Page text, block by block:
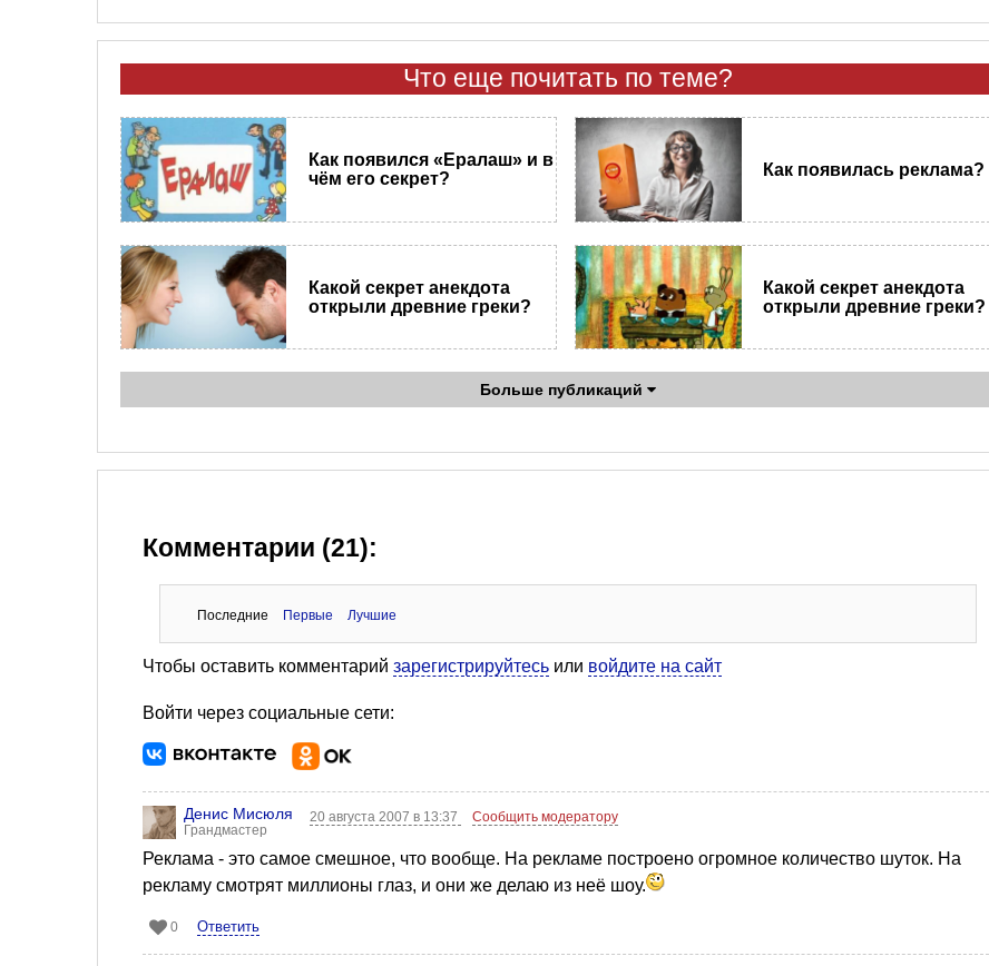
Что еще почитать по теме?
Как появился «Ералаш» и в
чём его секрет?
Как появилась реклама?
Какой секрет анекдота
открыли древние греки?
Какой секрет анекдота
открыли древние греки?
Больше публикаций
Комментарии (21):
Последние Первые Лучшие
Чтобы оставить комментарий зарегистрируйтесь или войдите на сайт
Войти через социальные сети:
Денис Мисюля
Грандмастер
20 августа 2007 в 13:37 Сообщить модератору
Реклама - это самое смешное, что вообще. На рекламе построено огромное количество шуток. На
рекламу смотрят миллионы глаз, и они же делаю из неё шоу.
0 Ответить